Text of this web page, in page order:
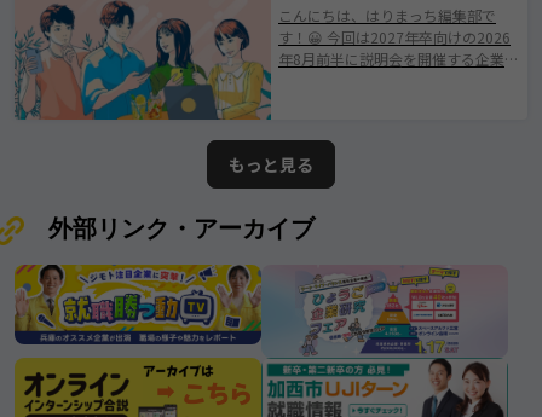
として知られる三木市に根ざした会
社で伝統を守りながらも、 新たな価
値創出に挑戦されている企業です
が誇る優良企業”と呼ぶにふさわしい
存在です。
こんにちは、はりまっち編集部で
す！😀 今回は2027年卒向けの2026
年8月前半に説明会を開催する企業を
の情報となります。ムツミ商事株式
会社
もっと見る
外部リンク・アーカイブ